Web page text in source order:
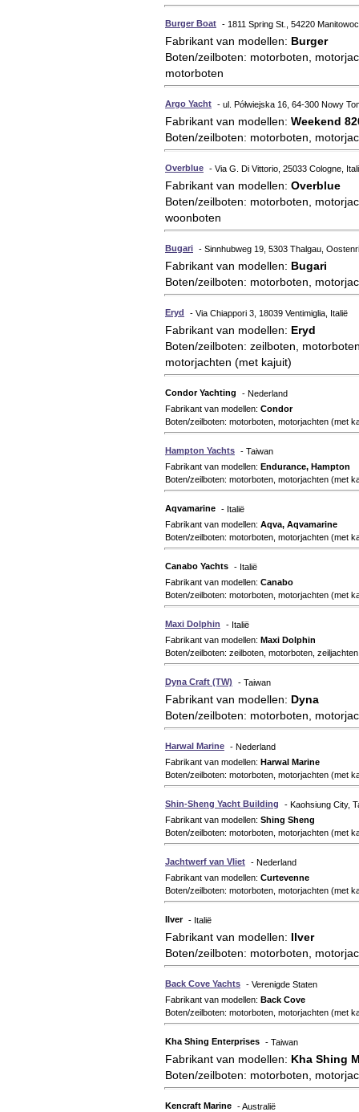
Burger Boat - 1811 Spring St., 54220
Fabrikant van modellen: Burger
Boten/zeilboten: motorboten,
motorboten
Argo Yacht - ul. Półwiejska 16, 64-300 Nowy
Fabrikant van modellen: Weekend
Boten/zeilboten: motorboten,
Overblue - Via G. Di Vittorio, 25033 Cologne,
Fabrikant van modellen: Overblue
Boten/zeilboten: motorboten,
woonboten
Bugari - Sinnhubweg 19, 5303 Thalgau,
Fabrikant van modellen: Bugari
Boten/zeilboten: motorboten,
Eryd - Via Chiappori 3, 18039 Ventimiglia, Italië
Fabrikant van modellen: Eryd
Boten/zeilboten: zeilboten,
motorjachten (met kajuit)
Condor Yachting
- Nederland
Fabrikant van modellen: Condor
Boten/zeilboten: motorboten, motorjachten (met
Hampton Yachts - Taiwan
Fabrikant van modellen: Endurance, Hampton
Boten/zeilboten: motorboten, motorjachten (met
Aqvamarine - Italië
Fabrikant van modellen: Aqva, Aqvamarine
Boten/zeilboten: motorboten, motorjachten (met
Canabo Yachts - Italië
Fabrikant van modellen: Canabo
Boten/zeilboten: motorboten, motorjachten (met
Maxi Dolphin
- Italië
Fabrikant van modellen: Maxi Dolphin
Boten/zeilboten: zeilboten, motorboten,
Dyna Craft (TW) - Taiwan
Fabrikant van modellen: Dyna
Boten/zeilboten: motorboten,
Harwal Marine - Nederland
Fabrikant van modellen: Harwal Marine
Boten/zeilboten: motorboten, motorjachten (met
Shin-Sheng Yacht Building
- Kaohsiung City,
Fabrikant van modellen: Shing Sheng
Boten/zeilboten: motorboten, motorjachten (met
Jachtwerf van Vliet - Nederland
Fabrikant van modellen: Curtevenne
Boten/zeilboten: motorboten, motorjachten (met
Ilver - Italië
Fabrikant van modellen: Ilver
Boten/zeilboten: motorboten,
Back Cove Yachts - Verenigde Staten
Fabrikant van modellen: Back Cove
Boten/zeilboten: motorboten, motorjachten (met
Kha Shing Enterprises - Taiwan
Fabrikant van modellen: Kha Shing
Boten/zeilboten: motorboten,
Kencraft Marine - Australië